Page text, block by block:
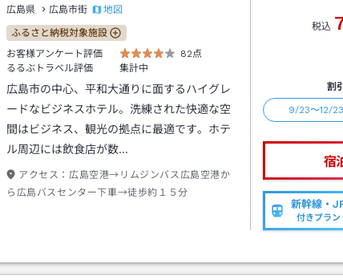
広島県 広島市街 地図
ふるさと納税対象施設
お客様アンケート評価
82点
るるぶトラベル評価
集計中
広島市の中心、平和大通りに面するハイグレ
ードなビジネスホテル。洗練された快適な空
間はビジネス、観光の拠点に最適です。ホテ
ル周辺には飲食店が数…
アクセス： 広島空港→リムジンバス広島空港か
ら広島バスセンター下車→徒歩約１５分
税込
割
9/23～12/
宿
新幹線・
付きプラン